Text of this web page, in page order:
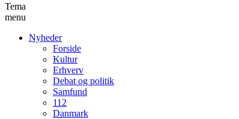
Tema
menu
Nyheder
Forside
Kultur
Erhverv
Debat og politik
Samfund
112
Danmark